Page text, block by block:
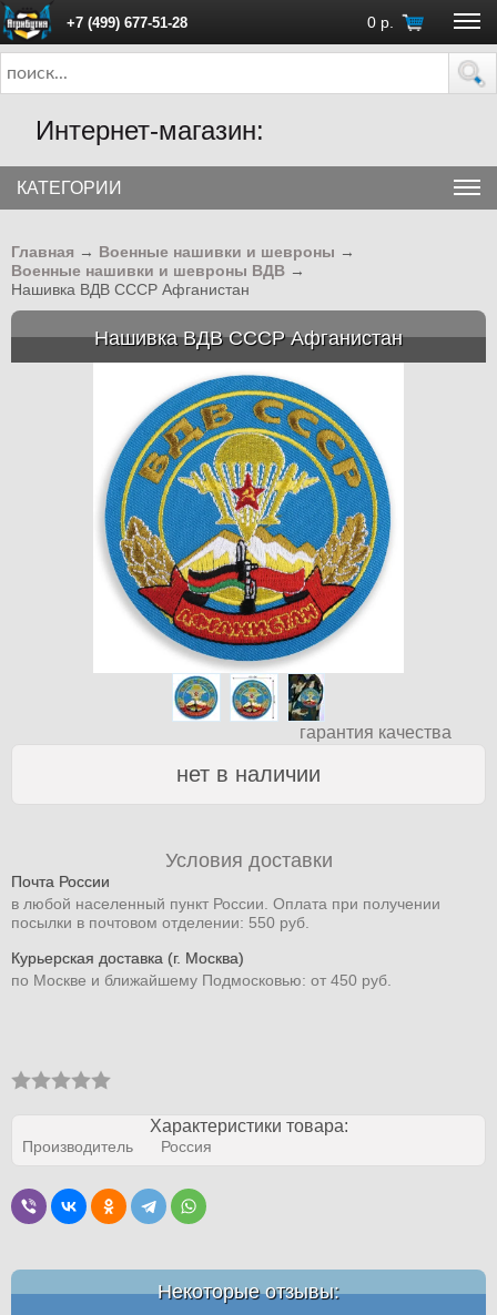
+7 (499) 677-51-28 0 р.
ПН - ПТ с 10:00 до 18:00 (Москва)
Интернет-магазин:
КАТЕГОРИИ
Главная → Военные нашивки и шевроны →
Военные нашивки и шевроны ВДВ →
Нашивка ВДВ СССР Афганистан
Нашивка ВДВ СССР Афганистан
гарантия качества
нет в наличии
Условия доставки
Почта России
в любой населенный пункт России. Оплата при получении
посылки в почтовом отделении: 550 руб.
Курьерская доставка (г. Москва)
по Москве и ближайшему Подмосковью: от 450 руб.
Характеристики товара:
Производитель Россия
Некоторые отзывы: